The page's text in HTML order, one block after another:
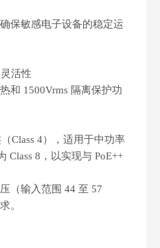
保敏感电子设备的稳定运
活性
和 1500Vrms 隔离保护功
Class 4），适用于中功率
Class 8，以实现与 PoE++
（输入范围 44 至 57
。